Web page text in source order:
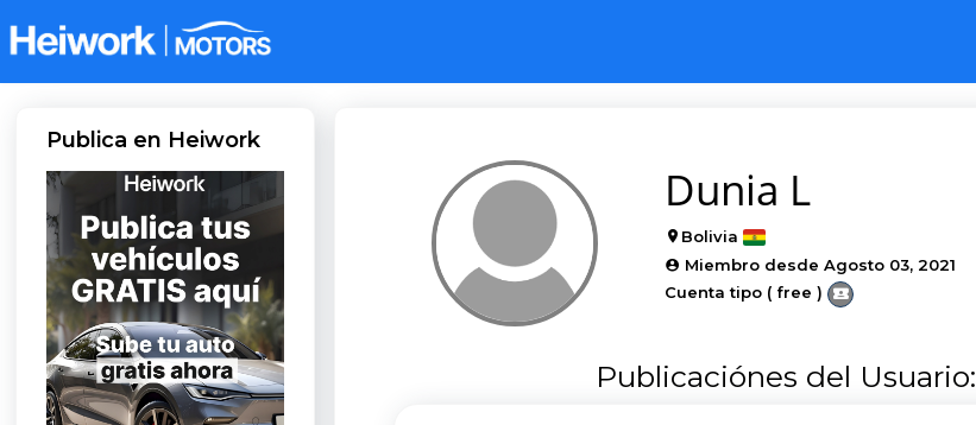
Publica en Heiwork
Dunia L
Bolivia
Miembro desde Agosto 03, 2021
Cuenta tipo ( free )
Publicaciónes del Usuario: